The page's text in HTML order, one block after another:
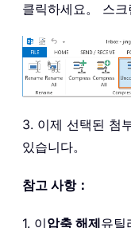
클릭하세요。 스크
3. 이제 선택된 첨
있습니다。
참고 사항：
1. 이압축 해제유틸